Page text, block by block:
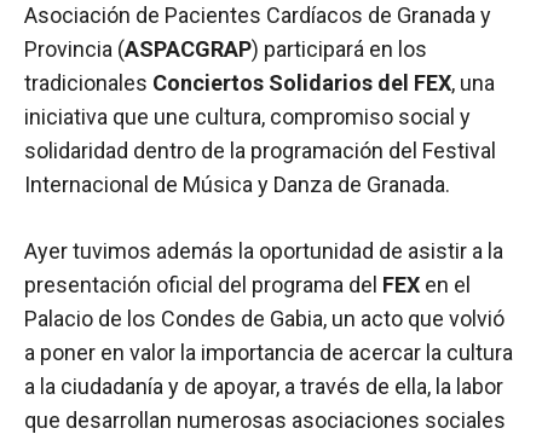
Asociación de Pacientes Cardíacos de Granada y
Provincia (ASPACGRAP) participará en los
tradicionales Conciertos Solidarios del FEX, una
iniciativa que une cultura, compromiso social y
solidaridad dentro de la programación del Festival
Internacional de Música y Danza de Granada.
Ayer tuvimos además la oportunidad de asistir a la
presentación oficial del programa del FEX en el
Palacio de los Condes de Gabia, un acto que volvió
a poner en valor la importancia de acercar la cultura
a la ciudadanía y de apoyar, a través de ella, la labor
que desarrollan numerosas asociaciones sociales